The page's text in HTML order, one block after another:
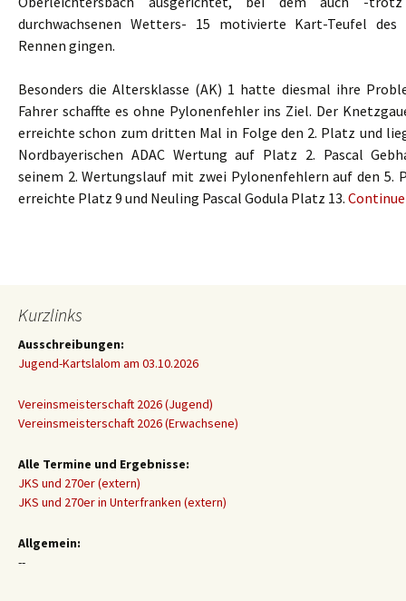
durchwachsenen Wetters- 15 motivierte Kart-Teufel des
Rennen gingen.
Besonders die Altersklasse (AK) 1 hatte diesmal ihre
Fahrer schaffte es ohne Pylonenfehler ins Ziel. Der
erreichte schon zum dritten Mal in Folge den 2. Platz und
Nordbayerischen ADAC Wertung auf Platz 2. Pascal
seinem 2. Wertungslauf mit zwei Pylonenfehlern auf den 5.
erreichte Platz 9 und Neuling Pascal Godula Platz 13.
Kurzlinks
Ausschreibungen:
Jugend-Kartslalom am 03.10.2026
Vereinsmeisterschaft 2026 (Jugend)
Vereinsmeisterschaft 2026 (Erwachsene)
Alle Termine und Ergebnisse:
JKS und 270er (extern)
JKS und 270er in Unterfranken (extern)
Allgemein:
--